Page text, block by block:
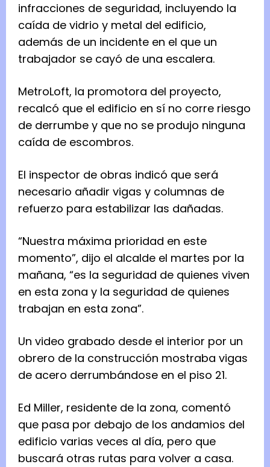
infracciones de seguridad, incluyendo la
caída de vidrio y metal del edificio,
además de un incidente en el que un
trabajador se cayó de una escalera.
MetroLoft, la promotora del proyecto,
recalcó que el edificio en sí no corre riesgo
de derrumbe y que no se produjo ninguna
caída de escombros.
El inspector de obras indicó que será
necesario añadir vigas y columnas de
refuerzo para estabilizar las dañadas.
“Nuestra máxima prioridad en este
momento”, dijo el alcalde el martes por la
mañana, “es la seguridad de quienes viven
en esta zona y la seguridad de quienes
trabajan en esta zona”.
Un video grabado desde el interior por un
obrero de la construcción mostraba vigas
de acero derrumbándose en el piso 21.
Ed Miller, residente de la zona, comentó
que pasa por debajo de los andamios del
edificio varias veces al día, pero que
buscará otras rutas para volver a casa.